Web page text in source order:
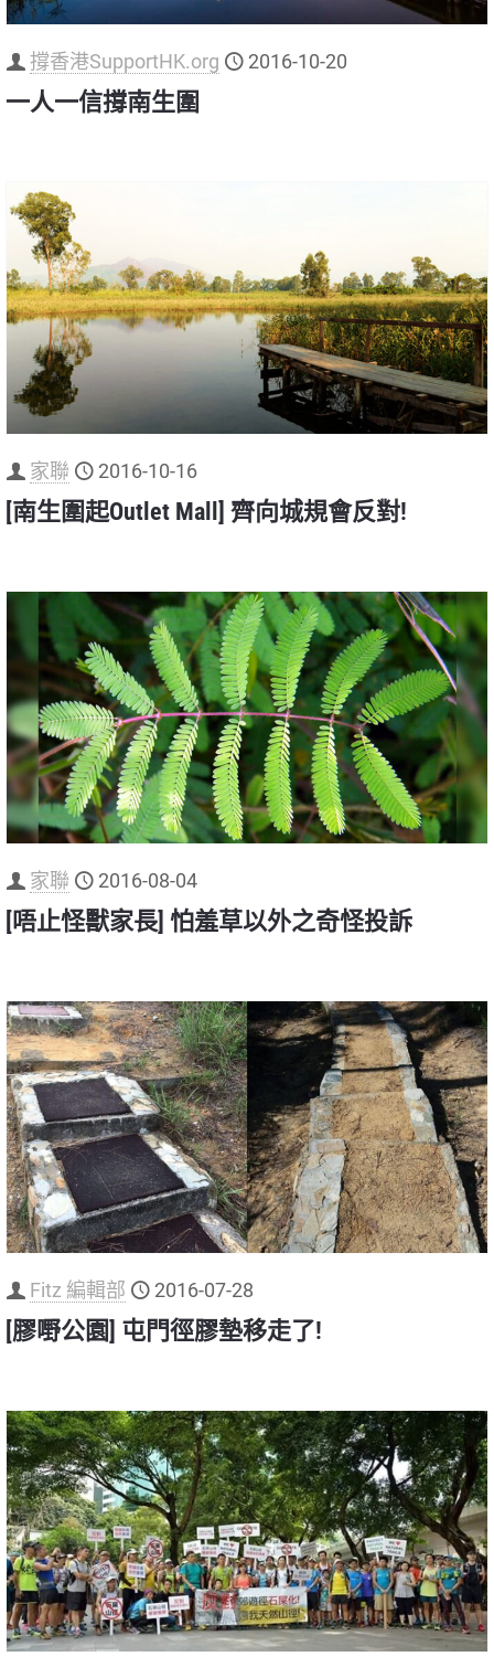
撐香港​SupportHK.org 2016-10-20
一人一信撐南生圍
家聯 2016-10-16
[南生圍起Outlet Mall] 齊向城規會反對!
家聯 2016-08-04
[唔止怪獸家長] 怕羞草以外之奇怪投訴
Fitz 編輯部 2016-07-28
[膠嘢公園] 屯門徑膠墊移走了!